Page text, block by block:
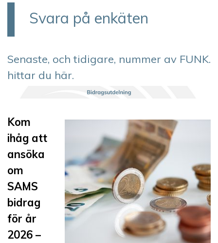
Svara på enkäten
Senaste, och tidigare, nummer av FUNK.
hittar du här.
Kom
ihåg att
ansöka
om
SAMS
bidrag
för år
2026 –